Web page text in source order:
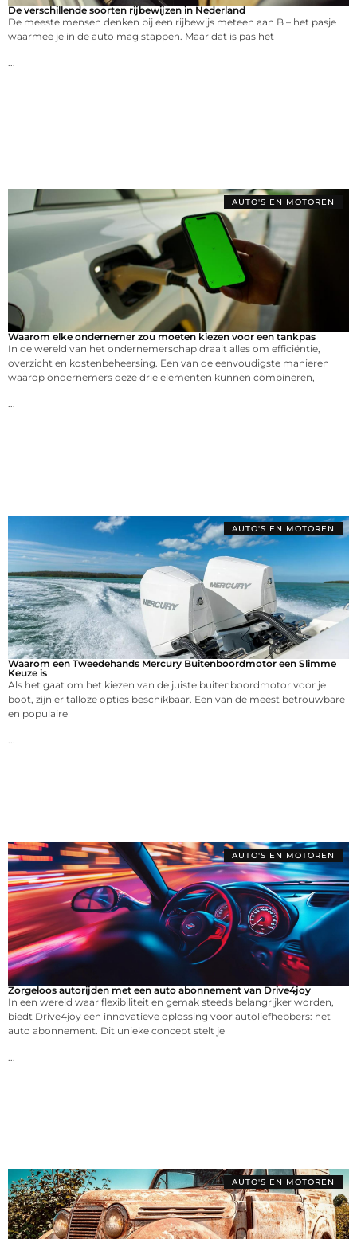
De verschillende soorten rijbewijzen in Nederland
De meeste mensen denken bij een rijbewijs meteen aan B – het pasje
waarmee je in de auto mag stappen. Maar dat is pas het
AUTO'S EN MOTOREN
Waarom elke ondernemer zou moeten kiezen voor een tankpas
In de wereld van het ondernemerschap draait alles om efficiëntie,
overzicht en kostenbeheersing. Een van de eenvoudigste manieren
waarop ondernemers deze drie elementen kunnen combineren,
AUTO'S EN MOTOREN
Waarom een Tweedehands Mercury Buitenboordmotor een Slimme
Keuze is
Als het gaat om het kiezen van de juiste buitenboordmotor voor je
boot, zijn er talloze opties beschikbaar. Een van de meest betrouwbare
en populaire
AUTO'S EN MOTOREN
Zorgeloos autorijden met een auto abonnement van Drive4joy
In een wereld waar flexibiliteit en gemak steeds belangrijker worden,
biedt Drive4joy een innovatieve oplossing voor autoliefhebbers: het
auto abonnement. Dit unieke concept stelt je
AUTO'S EN MOTOREN